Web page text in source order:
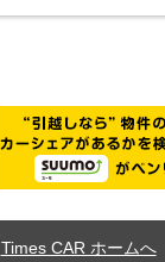
Times CAR ホームへ